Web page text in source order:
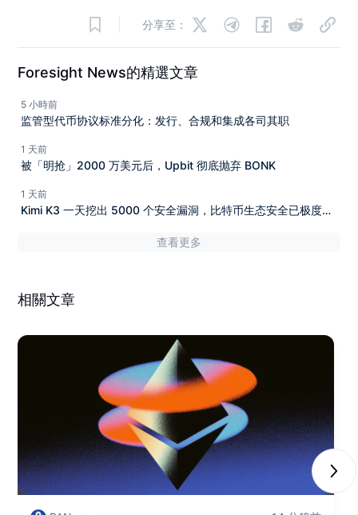
分享至：
Foresight News的精選文章
5 小時前
监管型代币协议标准分化：发行、合规和集成各司其职
1 天前
被「明抢」2000 万美元后，Upbit 彻底抛弃 BONK
1 天前
Kimi K3 一天挖出 5000 个安全漏洞，比特币生态安全已极度危
查看更多
相關文章